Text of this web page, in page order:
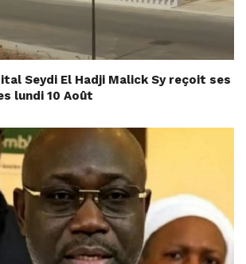
Seydi El Hadji Malick Sy reçoit ses
lundi 10 Août